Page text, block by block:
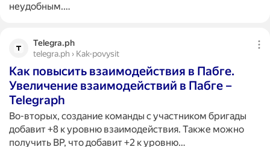
неудобным.…
Telegra.ph
telegra.ph › Kak-povysit
Как повысить взаимодействия в Пабге.
Увеличение взаимодействий в Пабге –
Telegraph
Во-вторых, создание команды с участником бригады
добавит +8 к уровню взаимодействия. Также можно
получить BP, что добавит +2 к уровню…